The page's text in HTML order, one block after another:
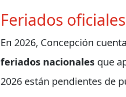
Feriados
En 2026, Concepción
feriados nacionales que
2026 están pendientes de